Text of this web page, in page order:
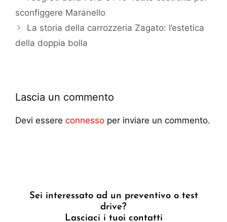
sconfiggere Maranello
La storia della carrozzeria Zagato: l’estetica
della doppia bolla
Lascia un commento
Devi essere connesso per inviare un commento.
Sei interessato ad un preventivo o test
drive?
Lasciaci i tuoi contatti